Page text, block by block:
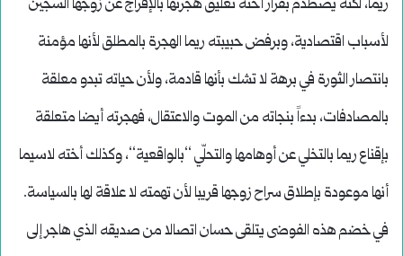
ريما، لكنه يصطدم بقرار أخته تعليق هجرتها بالإفراج عن زوجها السجين
لأسباب اقتصادية، وبرفض حبيبته ريما الهجرة بالمطلق لأنها مؤمنة
بانتصار الثورة في برهة لا تشك بأنها قادمة، ولأن حياته تبدو معلقة
بالمصادفات، بدءاً بنجاته من الموت والاعتقال، فهجرته أيضا متعلقة
بإقناع ريما بالتخلي عن أوهامها والتحلّي ‘‘بالواقعية‘‘، وكذلك أخته لاسيما
أنها موعودة بإطلاق سراح زوجها قريبا لأن تهمته لا علاقة لها بالسياسة.
في خضم هذه الفوضى يتلقى حسان اتصالا من صديقه الذي هاجر إلى